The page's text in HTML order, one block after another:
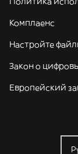
Комплаенс
Настройте
Закон о
Европейский